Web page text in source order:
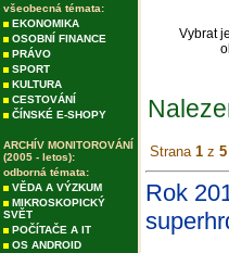
všeobecná témata:
EKONOMIKA
OSOBNÍ FINANCE
PRÁVO
SPORT
KULTURA
CESTOVÁNÍ
ČÍNSKÉ E-SHOPY
ARCHÍV MONITOROVÁNÍ
(2005 - letos):
odborná témata:
VĚDA A VÝZKUM
MIKROSKOPICKÝ
SVĚT
POČÍTAČE A IT
OS ANDROID
Vybrat
Strana 1 z 5
Rok